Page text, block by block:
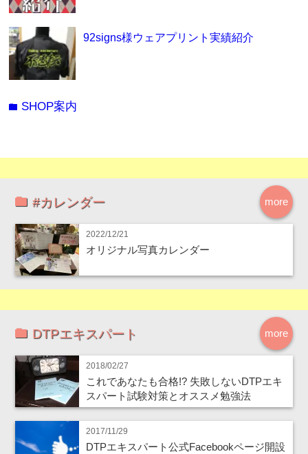
92signs様ウェアプリント実績紹介
folder SHOP案内
more
#カレンダー
2022/12/21
オリジナル写真カレンダー
more
DTPエキスパート
2018/02/27
これであなたも合格!? 失敗しないDTPエキ
スパート試験対策とオススメ勉強法
2017/11/29
DTPエキスパート公式Facebookページ開設